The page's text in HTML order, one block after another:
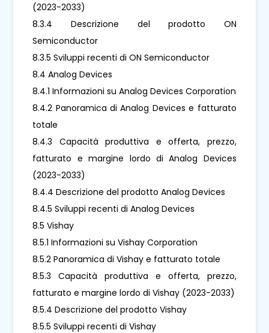
(2023-2033)
8.3.4 Descrizione del prodotto ON
Semiconductor
8.3.5 Sviluppi recenti di ON Semiconductor
8.4 Analog Devices
8.4.1 Informazioni su Analog Devices Corporation
8.4.2 Panoramica di Analog Devices e fatturato
totale
8.4.3 Capacità produttiva e offerta, prezzo,
fatturato e margine lordo di Analog Devices
(2023-2033)
8.4.4 Descrizione del prodotto Analog Devices
8.4.5 Sviluppi recenti di Analog Devices
8.5 Vishay
8.5.1 Informazioni su Vishay Corporation
8.5.2 Panoramica di Vishay e fatturato totale
8.5.3 Capacità produttiva e offerta, prezzo,
fatturato e margine lordo di Vishay (2023-2033)
8.5.4 Descrizione del prodotto Vishay
8.5.5 Sviluppi recenti di Vishay